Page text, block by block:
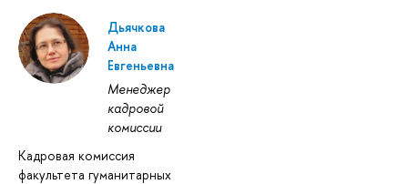
Дьячкова
Анна
Евгеньевна
Менеджер
кадровой
комиссии
Кадровая комиссия
факультета гуманитарных